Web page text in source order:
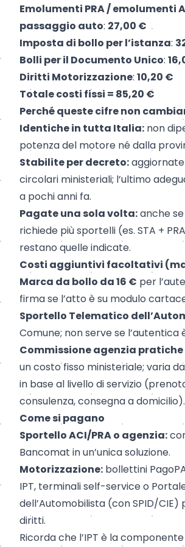
Emolumenti PRA / emolumenti
passaggio auto: 27,00 €
Imposta di bollo per l’istanza:
Bolli per il Documento Unico:
Diritti Motorizzazione: 10,20 €
Totale costi fissi = 85,20 €
Perché queste cifre non
Identiche in tutta Italia: non
potenza del motore né dalla
Stabilite per decreto:
circolari ministeriali; l’ultimo
a pochi anni fa.
Pagate una sola volta:anche
richiede più sportelli (es. STA +
restano quelle indicate.
Costi aggiuntivi facoltativi
Marca da bollo da 16 € per
firma se l’atto è su modulo
Sportello Telematico
Comune; non serve se l’autentica
Commissione agenzia
un costo fisso ministeriale; varia
in base al livello di servizio
consulenza, consegna a domicilio).
Come si pagano
Sportello ACI/PRA o agenzia:
Bancomat in un’unica soluzione.
Motorizzazione: bollettini
IPT, terminali self-service o
dell’Automobilista (con SPID/CIE)
diritti.
Ricorda che l’IPT è la